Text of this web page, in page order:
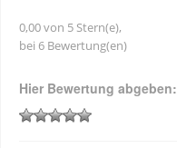
0,00 von 5 Stern(e),
bei 6 Bewertung(en)
Hier Bewertung abgeben: